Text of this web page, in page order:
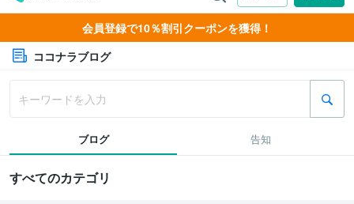
会員登録で10％割引クーポンを獲得！
ココナラブログ
ブログ 告知
すべてのカテゴリ